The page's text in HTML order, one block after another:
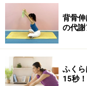
2.イスに腰を掛け
す。
3.平らな床に目印
上で目をつぶって30
背骨
の代謝
ふく
15秒！